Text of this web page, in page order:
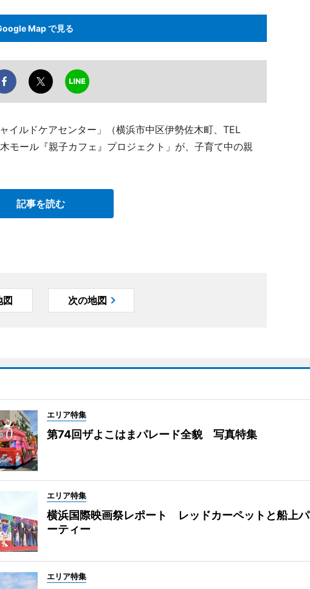
Map で見る
イルドケアセンター」（横浜市中区伊勢佐木町、TEL
ール『親子カフェ』プロジェクト」が、子育て中の親
記事を読む
図 次の地図
エリア特集
第74回ザよこはまパレード全貌 写真特集
エリア特集
横浜国際映画祭レポート レッドカーペットと船上パ
ーティー
エリア特集